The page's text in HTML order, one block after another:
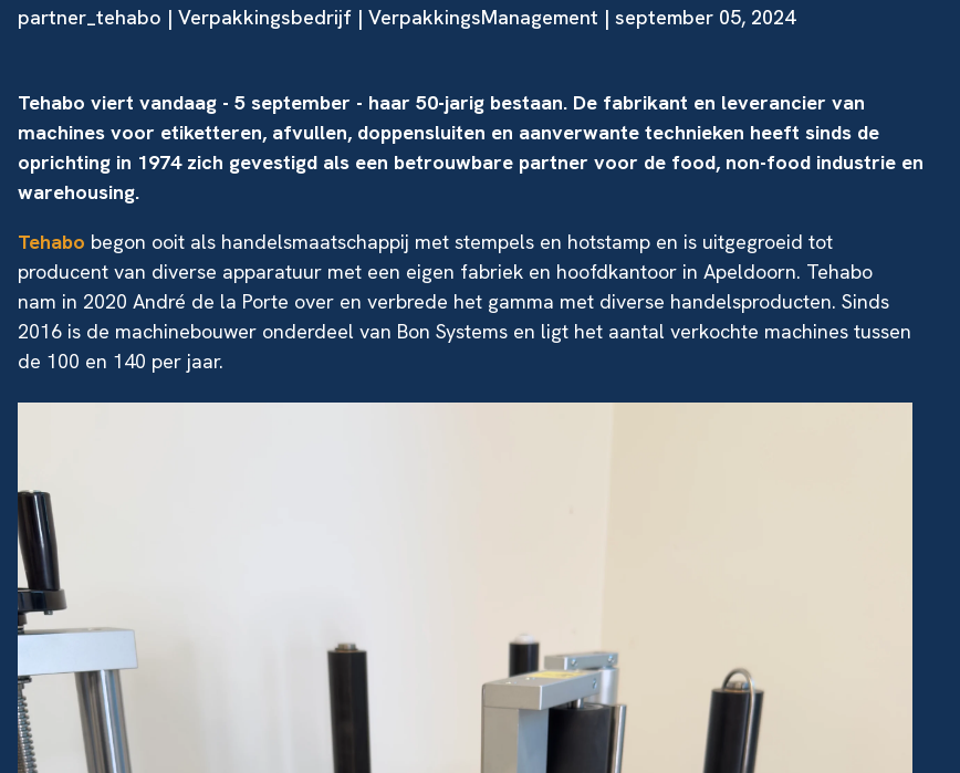
partner_tehabo | Verpakkingsbedrijf | VerpakkingsManagement | september 05, 2024
Tehabo viert vandaag - 5 september - haar 50-jarig bestaan. De fabrikant en leverancier van
machines voor etiketteren, afvullen, doppensluiten en aanverwante technieken heeft sinds de
oprichting in 1974 zich gevestigd als een betrouwbare partner voor de food, non-food industrie en
warehousing.
Tehabo begon ooit als handelsmaatschappij met stempels en hotstamp en is uitgegroeid tot
producent van diverse apparatuur met een eigen fabriek en hoofdkantoor in Apeldoorn. Tehabo
nam in 2020 André de la Porte over en verbrede het gamma met diverse handelsproducten. Sinds
2016 is de machinebouwer onderdeel van Bon Systems en ligt het aantal verkochte machines tussen
de 100 en 140 per jaar.